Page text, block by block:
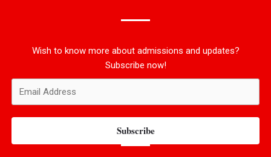
Wish to know more about admissions and updates?
Subscribe now!
Subscribe